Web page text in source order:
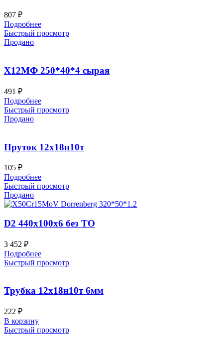
807 ₽
Подробнее
Быстрый просмотр
Продано
Х12МФ 250*40*4 сырая
491 ₽
Подробнее
Быстрый просмотр
Продано
Пруток 12х18н10т
105 ₽
Подробнее
Быстрый просмотр
Продано
D2 440x100x6 без ТО
3 452 ₽
Подробнее
Быстрый просмотр
Трубка 12х18н10т 6мм
222 ₽
В корзину
Быстрый просмотр